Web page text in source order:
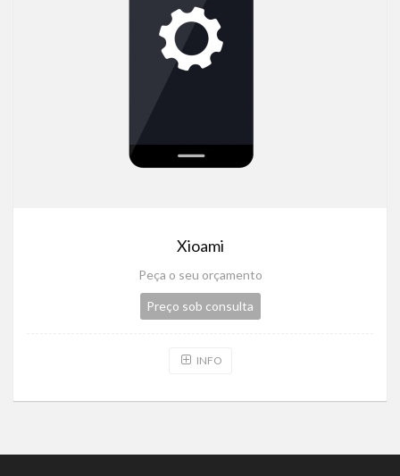
Xioami
Peça o seu orçamento
Preço sob consulta
INFO